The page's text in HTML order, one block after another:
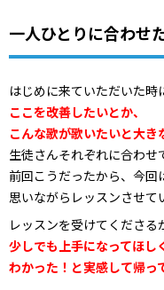
一人ひとりに合わせ
はじめに来ていただいた時
ここを改善したいとか、
こんな歌が歌いたいと大き
生徒さんそれぞれに合わせ
前回こうだったから、今回
思いながらレッスンさせて
レッスンを受けてくださる
少しでも上手になってほし
わかった！と実感して帰っ